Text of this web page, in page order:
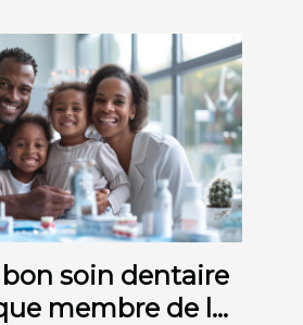
soin dentaire
membre de la